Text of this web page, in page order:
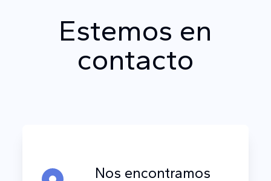
Estemos en
contacto
Nos encontramos